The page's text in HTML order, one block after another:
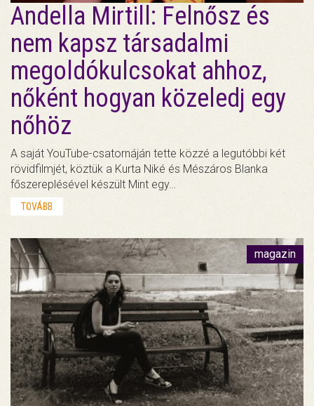
Andella Mirtill: Felnősz és
nem kapsz társadalmi
megoldókulcsokat ahhoz,
nőként hogyan közeledj egy
nőhöz
A saját YouTube-csatornáján tette közzé a legutóbbi két
rövidfilmjét, köztük a Kurta Niké és Mészáros Blanka
főszereplésével készült Mint egy…
TOVÁBB
magazin